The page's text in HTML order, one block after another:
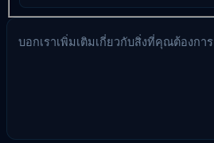
บอกเราเพิ่มเติมเกี่ยวกับสิ่งที่คุณต้องการ